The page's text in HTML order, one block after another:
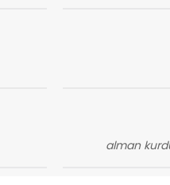
alman